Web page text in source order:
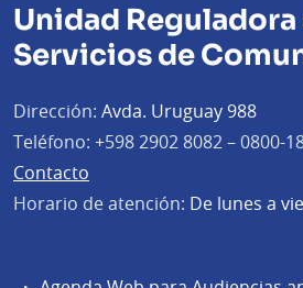
Unidad Reguladora
Servicios de
Dirección: Avda. Uruguay 988
Teléfono: +598 2902 8082 – 0800-
Contacto
Horario de atención: De lunes a